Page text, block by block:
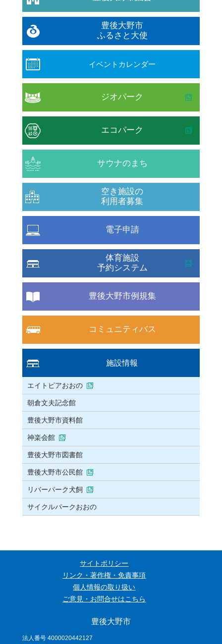
豊後大野市
ふるさと大使
イベントカレンダー
ジオパーク
エコパーク
サウナのまち
空き施設の
利用者募集
電子申請
体育施設
予約システム
豊後大野市例規集
コミュニティバス
施設情報
エイトピアおおの
朝倉文夫記念館
豊後大野市資料館
神楽会館
豊後大野市図書館
豊後大野市公民館
リバーパーク犬飼
サイクルパークおおの
サイトポリシー
リンク・著作権・免責事項
個人情報の取り扱い
ご意見・お問合せはこちら
豊後大野市
法人番号 4000020442127